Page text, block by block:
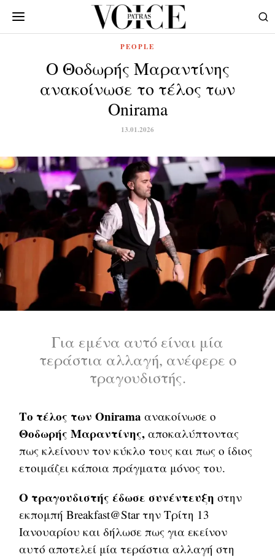
PEOPLE
Ο Θοδωρής Μαραντίνης
ανακοίνωσε το τέλος των
Onirama
13.01.2026
Για εμένα αυτό είναι μία
τεράστια αλλαγή, ανέφερε ο
τραγουδιστής.
Το τέλος των Onirama ανακοίνωσε ο
Θοδωρής Μαραντίνης, αποκαλύπτοντας
πως κλείνουν τον κύκλο τους και πως ο ίδιος
ετοιμάζει κάποια πράγματα μόνος του.
Ο τραγουδιστής έδωσε συνέντευξη στην
εκπομπή Breakfast@Star την Τρίτη 13
Ιανουαρίου και δήλωσε πως για εκείνον
αυτό αποτελεί μία τεράστια αλλαγή στη